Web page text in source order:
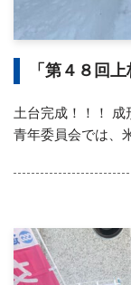
「第４８回
土台完成！！！
青年委員会では、